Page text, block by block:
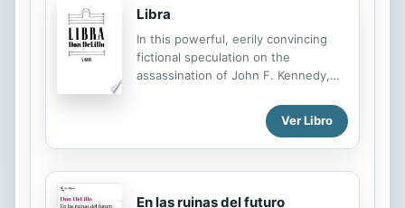
Libra
In this powerful, eerily convincing
fictional speculation on the
assassination of John F. Kennedy,
Oswald's odyssey from troubled
teenager to a man of precarious
stability who imagines himself an
disgruntled CIA operatives who
Ver Libro
En las ruinas del futuro